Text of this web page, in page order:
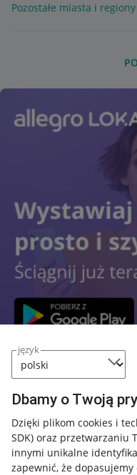
język
Dbamy o Twoją
Dzięki plikom cookies i
SDK) oraz przetwarzaniu
innymi unikalne
zapewnić, że
Pozostałe miasta i
Przydatne informacje
Napisz do nas
Allegro Gadane dla